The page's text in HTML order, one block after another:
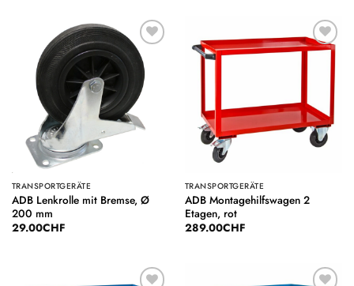
Auf die
Wunschliste
TRANSPORTGERÄTE
ADB Lenkrolle mit Bremse, Ø
200 mm
29.00CHF
Auf die
Wunschliste
TRANSPORTGERÄTE
ADB Montagehilfswagen 2
Etagen, rot
289.00CHF